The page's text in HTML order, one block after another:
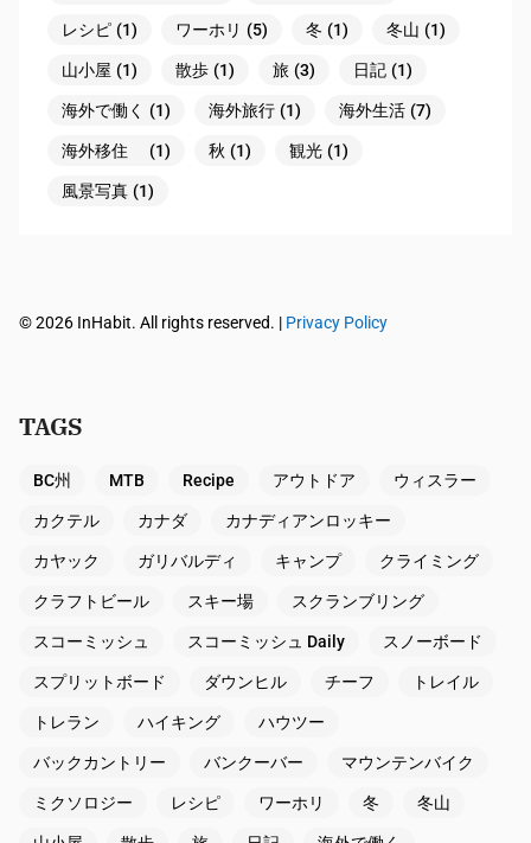
レシピ (1) ワーホリ (5) 冬 (1) 冬山 (1)
山小屋 (1) 散歩 (1) 旅 (3) 日記 (1)
海外で働く (1) 海外旅行 (1) 海外生活 (7)
海外移住 (1) 秋 (1) 観光 (1)
風景写真 (1)
© 2026 InHabit. All rights reserved. | Privacy Policy
TAGS
BC州 MTB Recipe アウトドア ウィスラー
カクテル カナダ カナディアンロッキー
カヤック ガリバルディ キャンプ クライミング
クラフトビール スキー場 スクランブリング
スコーミッシュ スコーミッシュ Daily スノーボード
スプリットボード ダウンヒル チーフ トレイル
トレラン ハイキング ハウツー
バックカントリー バンクーバー マウンテンバイク
ミクソロジー レシピ ワーホリ 冬 冬山